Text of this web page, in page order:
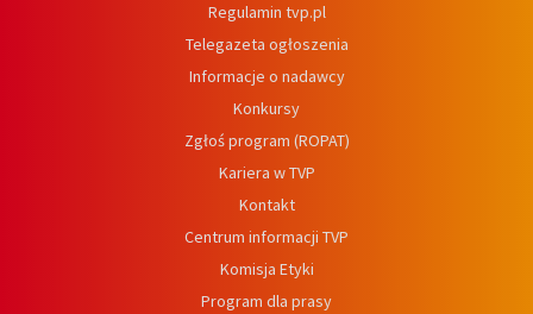
Regulamin tvp.pl
Telegazeta ogłoszenia
Informacje o nadawcy
Konkursy
Zgłoś program (ROPAT)
Kariera w TVP
Kontakt
Centrum informacji TVP
Komisja Etyki
Program dla prasy